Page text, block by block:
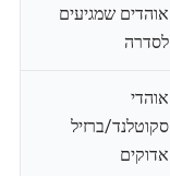
אוהדים שמגיעים
לסדרה
אוהדי
סקוטלנד/ברזיל
אדוקים